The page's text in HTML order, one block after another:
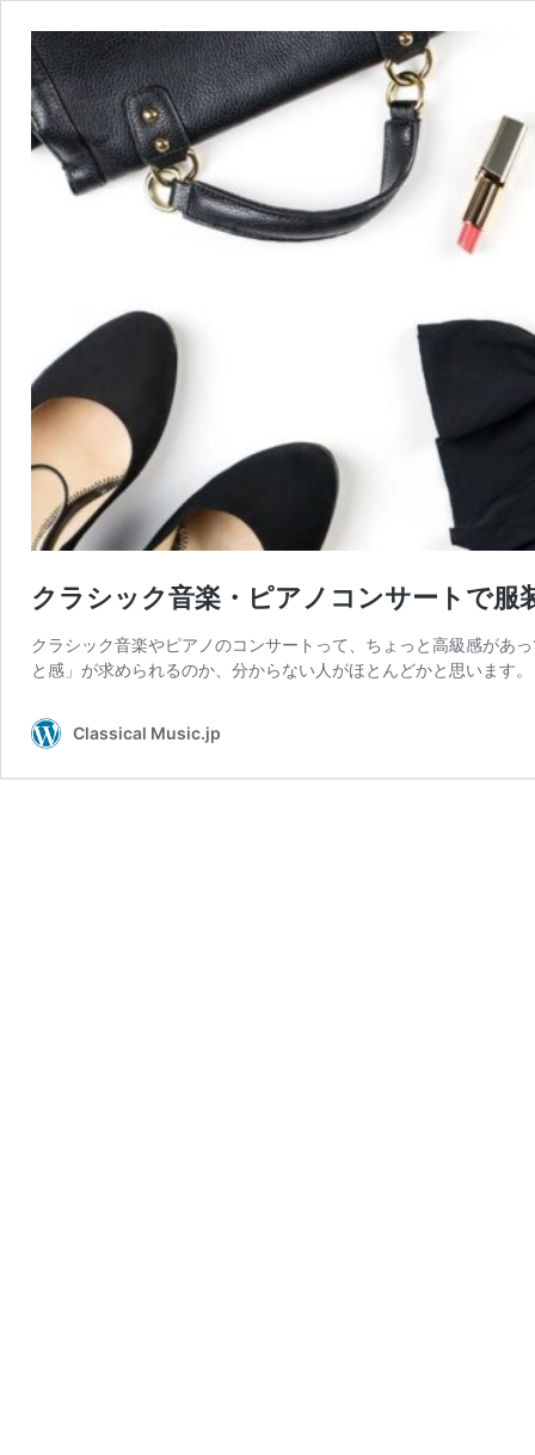
クラシック音楽・ピアノコンサートで
クラシック音楽やピアノのコンサートって、ちょっと高級感があ
と感」が求められるのか、分からない人がほとんどかと思います
Classical Music.jp